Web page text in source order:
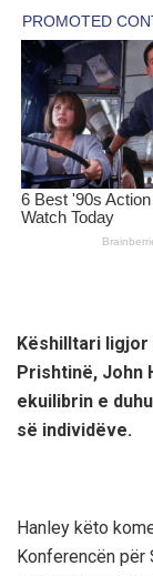
Këshilltari ligjor
Prishtinë, John
ekuilibrin e
së individëve.
Hanley këto
Konferencën për